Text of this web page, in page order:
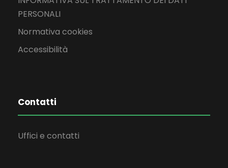
PERSONALI
Normativa cookies
Accessibilità
Contatti
Uffici e contatti